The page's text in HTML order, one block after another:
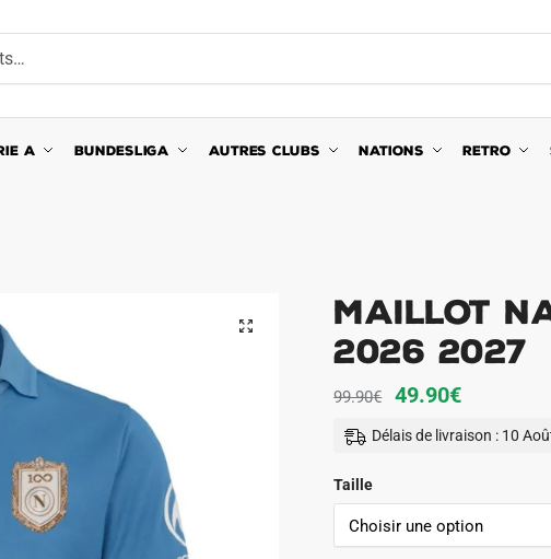
A BUNDESLIGA AUTRES CLUBS NATIONS RETRO
🔍
Maillot
2026 2027
99.90€
Le
prix
99.90€.
49.90€Le
prix
49.90€.
Délais de livraison : 10
Taille